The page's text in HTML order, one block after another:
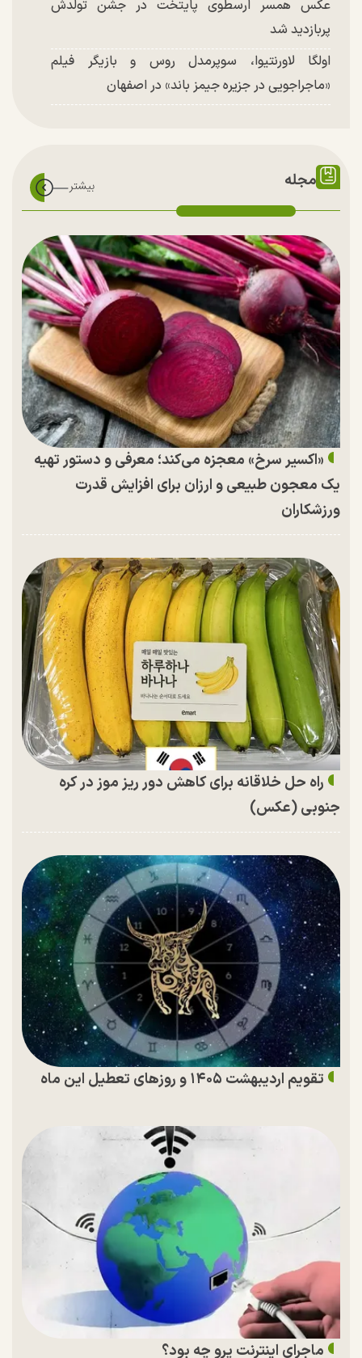
عکس همسر ارسطوی پایتخت در جشن تولدش
پربازدید شد
اولگا لاورنتیوا، سوپرمدل روس و بازیگر فیلم
«ماجراجویی در جزیره جیمز باند» در اصفهان
مجله
«اکسیر سرخ» معجزه می‌کند؛ معرفی و دستور تهیه
یک معجون طبیعی و ارزان برای افزایش قدرت
ورزشکاران
راه حل خلاقانه برای کاهش دور ریز موز در کره
جنوبی (عکس)
تقویم اردیبهشت ۱۴۰۵ و روز‌های تعطیل این ماه
ماجرای اینترنت پرو چه بود؟